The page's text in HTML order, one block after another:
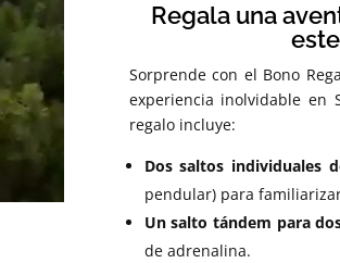
Regala una
Sorprende con el Bono
experiencia inolvidable en
regalo incluye:
Dos saltos individuales
pendular) para
Un salto tándem para
de adrenalina.